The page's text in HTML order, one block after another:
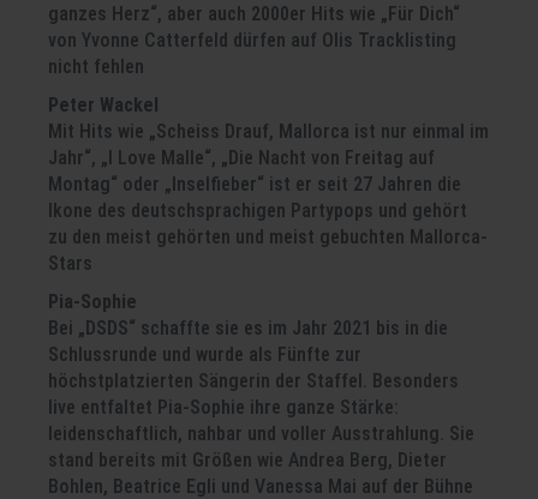
ganzes Herz“, aber auch 2000er Hits wie „Für Dich“
von Yvonne Catterfeld dürfen auf Olis Tracklisting
nicht fehlen
Peter Wackel
Mit Hits wie „Scheiss Drauf, Mallorca ist nur einmal im
Jahr“, „I Love Malle“, „Die Nacht von Freitag auf
Montag“ oder „Inselfieber“ ist er seit 27 Jahren die
Ikone des deutschsprachigen Partypops und gehört
zu den meist gehörten und meist gebuchten Mallorca-
Stars
Pia-Sophie
Bei „DSDS“ schaffte sie es im Jahr 2021 bis in die
Schlussrunde und wurde als Fünfte zur
höchstplatzierten Sängerin der Staffel. Besonders
live entfaltet Pia-Sophie ihre ganze Stärke:
leidenschaftlich, nahbar und voller Ausstrahlung. Sie
stand bereits mit Größen wie Andrea Berg, Dieter
Bohlen, Beatrice Egli und Vanessa Mai auf der Bühne